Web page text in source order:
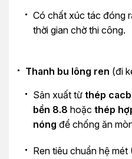
Có chất xúc tác đóng
thời gian chờ thi công.
Thanh bu lông ren (đi
Sản xuất từ thép
bền 8.8 hoặc thép
nóng để chống ăn
Ren tiêu chuẩn hệ